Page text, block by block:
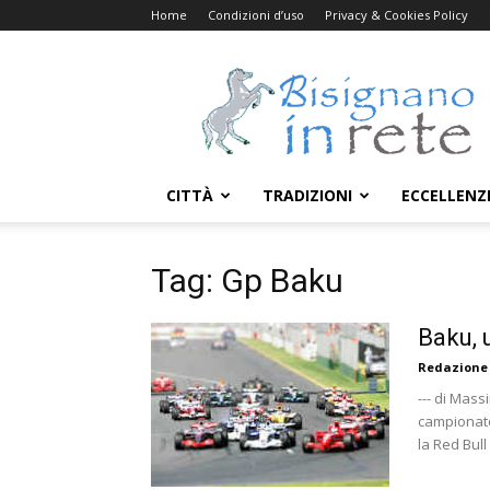
Home Condizioni d’uso Privacy & Cookies Policy
Bisignanoinrete.com
CITTÀ TRADIZIONI
Tag: Gp Baku
Baku,
Redazione
--- di
la Red